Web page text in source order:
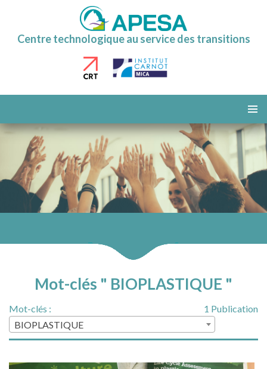
Centre technologique au service des transitions
MENU
AU
CONTENU
Mot-clés " BIOPLASTIQUE "
1 Publication
Mot-clés :
BIOPLASTIQUE